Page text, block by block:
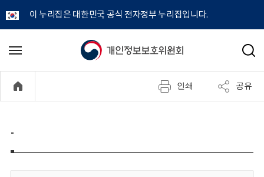
이 누리집은 대한민국 공식 전자정부 누리집입니다.
개
정
보
메
기
검
인쇄 공유
-